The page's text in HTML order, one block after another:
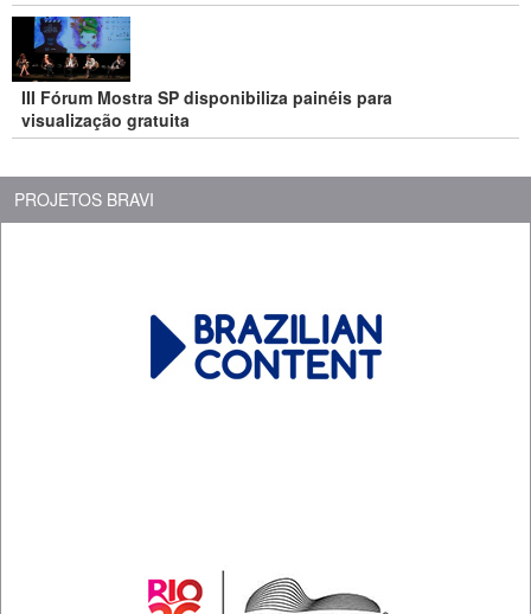
III Fórum Mostra SP disponibiliza painéis para
visualização gratuita
PROJETOS BRAVI